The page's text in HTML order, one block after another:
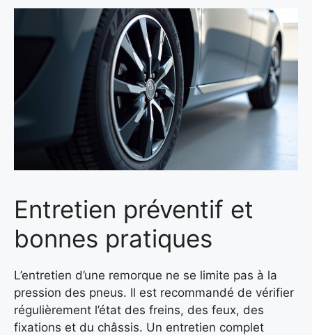
Entretien préventif et
bonnes pratiques
L’entretien d’une remorque ne se limite pas à la
pression des pneus. Il est recommandé de vérifier
régulièrement l’état des freins, des feux, des
fixations et du châssis. Un entretien complet